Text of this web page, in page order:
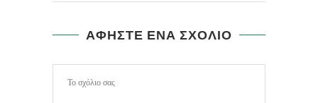
ΑΦΗΣΤΕ ΕΝΑ ΣΧΟΛΙΟ